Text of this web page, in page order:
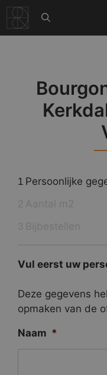
naar
de
1 Persoonlijke
Vul eerst uw
Deze gegevens
opmaken van de
Naam *